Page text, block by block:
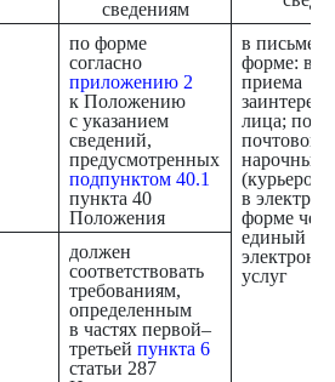
сведениям
по форме
согласно
приложению 2
к Положению
с указанием
сведений,
предусмотренных
подпунктом 40.1
пункта 40
Положения
в
форме: в
приема
лица;
почтовой
нарочным
в
форме
единый
услуг
должен
соответствовать
требованиям,
определенным
в частях первой–
третьейпункта 6
статьи 287